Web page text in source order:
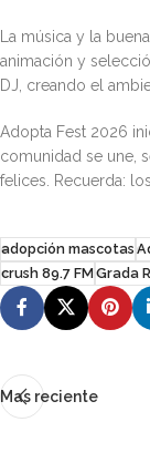
La música y la
animación y
DJ, creando el
Adopta Fest 2026
comunidad se une,
felices. Recuerda:
adopción mascotas
crush 89.7 FMGrada
Mas reciente